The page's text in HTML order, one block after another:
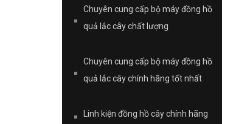
Chuyên cung cấp bộ máy đồng hồ
quả lắc cây chất lượng
Chuyên cung cấp bộ máy đồng hồ
quả lắc cây chính hãng tốt nhất
Linh kiện đồng hồ cây chính hãng